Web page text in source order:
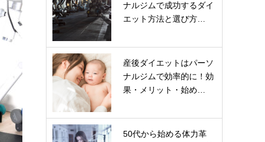
ナルジムで成功するダイ
エット方法と選び方…
産後ダイエットはパーソ
ナルジムで効率的に！効
果・メリット・始め…
50代から始める体力革